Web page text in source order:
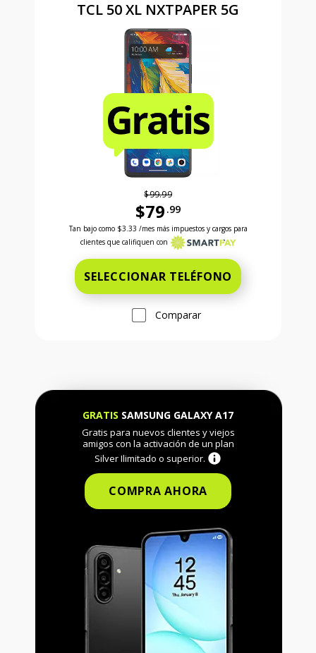
TCL 50 XL NXTPAPER 5G
$99.99
$79 .99
Antes el precio era 99 dollars and 99 cents Ahora
Tan bajo como $3.33 /mes más impuestos y cargos para
clientes que califiquen con
SELECCIONAR TELÉFONO
Comparar
GRATIS SAMSUNG GALAXY A17
Gratis para nuevos clientes y viejos
amigos con la activación de un plan
Silver Ilimitado o superior.
COMPRA AHORA